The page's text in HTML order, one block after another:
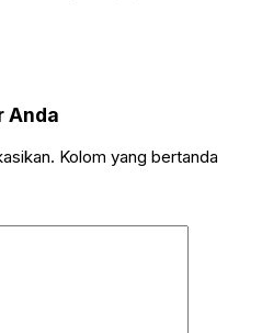
Anda
Kolom yang bertanda